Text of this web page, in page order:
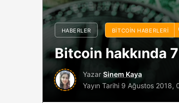
HABERLER BITCOIN HABERLERI
Bitcoin hakkında
Yazar Sinem Kaya
Yayın Tarihi 9 Ağustos 2018,
sürüyor:
2026
sınırlı